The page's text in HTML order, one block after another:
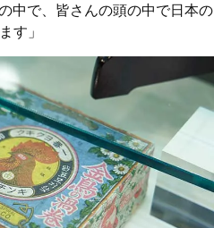
中で、皆さんの頭の中で日本の
す」